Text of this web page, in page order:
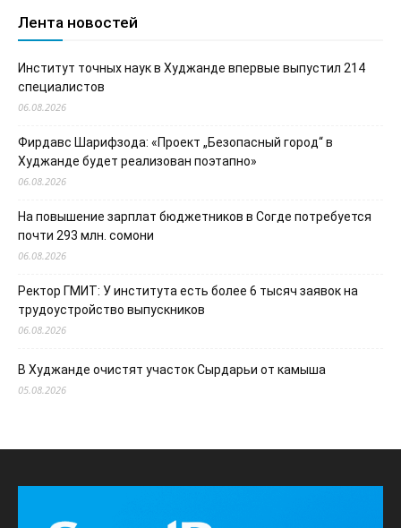
Лента новостей
Институт точных наук в Худжанде впервые выпустил 214
специалистов
06.08.2026
Фирдавс Шарифзода: «Проект „Безопасный город“ в
Худжанде будет реализован поэтапно»
06.08.2026
На повышение зарплат бюджетников в Согде потребуется
почти 293 млн. сомони
06.08.2026
Ректор ГМИТ: У института есть более 6 тысяч заявок на
трудоустройство выпускников
06.08.2026
В Худжанде очистят участок Сырдарьи от камыша
05.08.2026